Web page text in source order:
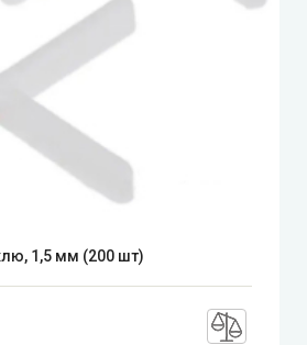
1,5 мм (200 шт)